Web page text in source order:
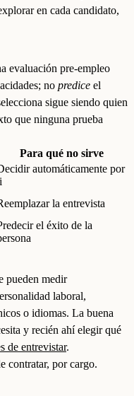
en cada candidato,
evaluación pre-empleo
no predice el
sigue siendo quien
que ninguna prueba
Para qué no sirve
automáticamente por
la entrevista
el éxito de la
pueden medir
laboral,
o idiomas. La buena
y recién ahí elegir qué
de entrevistar.
contratar, por cargo.